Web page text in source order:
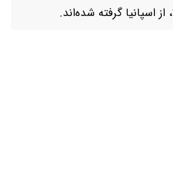
اسپانیا گرفته شده‌اند.